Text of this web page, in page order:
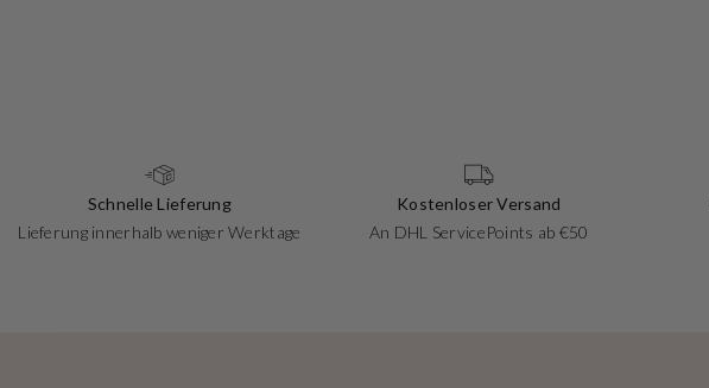
Schnelle Lieferung
Lieferung innerhalb weniger Werktage
Kostenloser Versand
An DHL ServicePoints ab €50